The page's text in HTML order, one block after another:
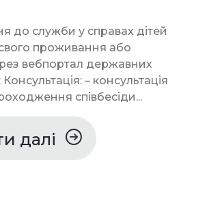
до служби у справах дітей
проживання або
вебпортал державних
Консультація: – консультація
співбесіди...
далі